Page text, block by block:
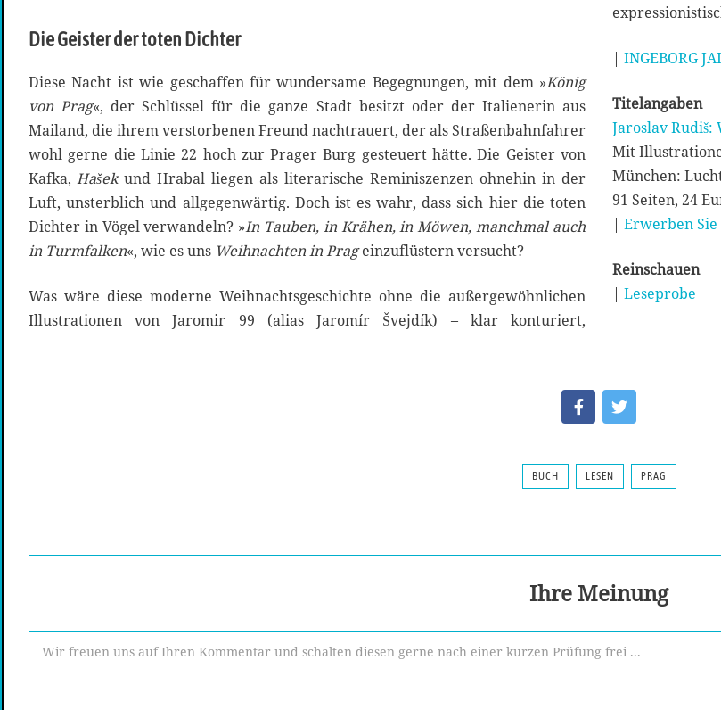
Die Geister der toten Dichter
Diese Nacht ist wie geschaffen für wundersame Begegnungen, mit dem »König
von Prag«, der Schlüssel für die ganze Stadt besitzt oder der Italienerin aus
Mailand, die ihrem verstorbenen Freund nachtrauert, der als Straßenbahnfahrer
wohl gerne die Linie 22 hoch zur Prager Burg gesteuert hätte. Die Geister von
Kafka, Hašekund Hrabal liegen als literarische Reminiszenzen ohnehin in der
Luft, unsterblich und allgegenwärtig. Doch ist es wahr, dass sich hier die toten
Dichter in Vögel verwandeln? »In Tauben, in Krähen, in Möwen, manchmal auch
in Turmfalken«, wie es uns Weihnachten in Prageinzuflüstern versucht?
Was wäre diese moderne Weihnachtsgeschichte ohne die außergewöhnlichen
Illustrationen von Jaromir 99 (alias Jaromír Švejdík) – klar konturiert,
| INGEBORG
Titelangaben
Jaroslav
Mit
München:
91 Seiten, 24
| Erwerben
Reinschauen
| Leseprobe
BUCH LESEN PRAG
Ihre Meinung